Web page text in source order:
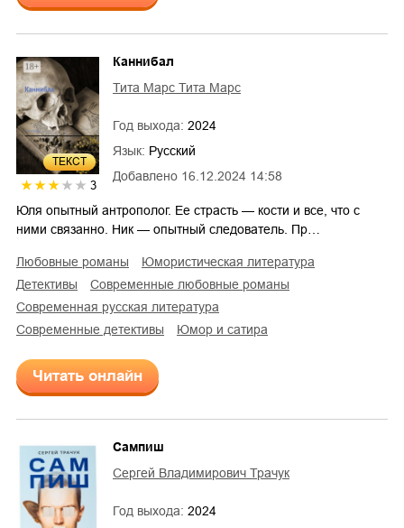
ТЕКСТ
3
Добавлено 16.12.2024 14:58
Каннибал
Тита Марс Тита Марс
Год выхода: 2024
Язык: Русский
Юля опытный антрополог. Ее страсть — кости и все, что с
ними связанно. Ник — опытный следователь. Пр…
любовные романы
юмористическая литература
детективы
современные любовные романы
современная русская литература
современные детективы
юмор и сатира
Читать онлайн
Сампиш
Сергей Владимирович Трачук
Год выхода: 2024